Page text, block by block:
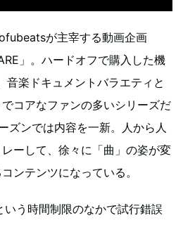
が主宰する動画企画
」。ハードオフで購入した機
音楽ドキュメントバラエティと
コアなファンの多いシリーズだ
ズンでは内容を一新。人から人
ーして、徐々に「曲」の姿が変
ンテンツになっている。
う時間制限のなかで試行錯誤